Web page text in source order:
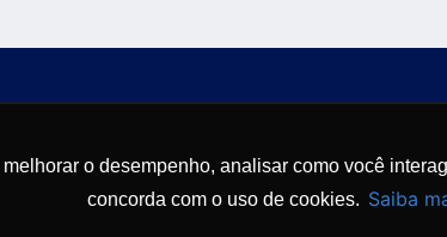
o desempenho, analisar como você
concorda com o uso de cookies. Saiba